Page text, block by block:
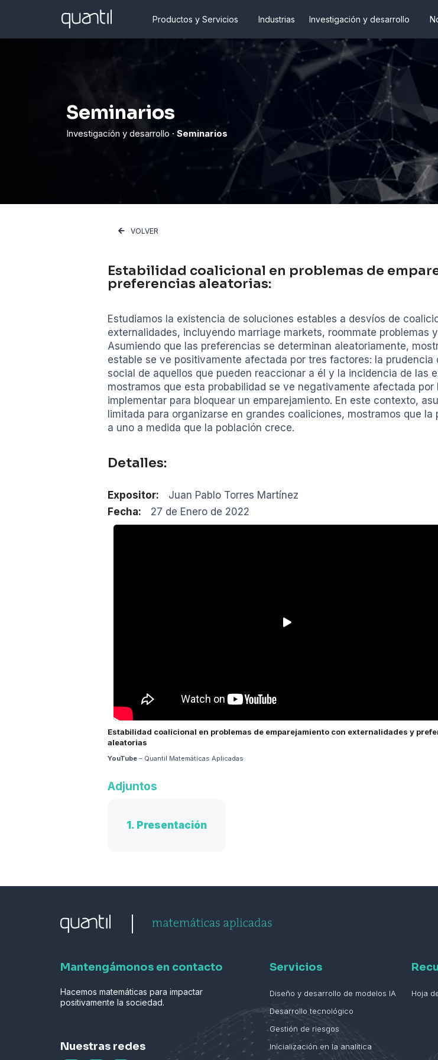
Productos y Servicios Industrias Investigación y desarrollo
Seminarios
Investigación y desarrollo · Seminarios
VOLVER
Estabilidad coalicional en problemas de
preferencias aleatorias:
Estudiamos la existencia de soluciones estables a desvíos de
externalidades, incluyendo marriage markets, roommate problemas
Asumiendo que las preferencias se determinan aleatoriamente,
estable se ve positivamente afectada por tres factores: la
social de aquellos que pueden reaccionar a él y la incidencia de las
mostramos que esta probabilidad se ve negativamente afectada
implementar para bloquear un emparejamiento. En este contexto,
limitada para organizarse en grandes coaliciones, mostramos que
a uno a medida que la población crece.
Detalles:
Expositor:
Juan Pablo Torres Martínez
Fecha:
27 de Enero de 2022
Estabilidad coalicional en problemas de emparejamiento con externalidades y
aleatorias
YouTube – Quantil Matemáticas Aplicadas
Adjuntos
1. Presentación
Mantengámonos en contacto
Hacemos matemáticas para impactar
positivamente la sociedad.
Nuestras redes
Servicios
Diseño y desarrollo de modelos IA
Desarrollo tecnológico
Gestión de riesgos
Inicialización en la analítica
Hoja